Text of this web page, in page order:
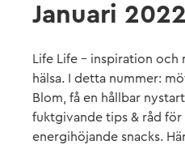
Januari 2022
Life Life - inspiration och
hälsa. I detta nummer:
Blom, få en hållbar
fuktgivande tips & råd
energihöjande snacks.